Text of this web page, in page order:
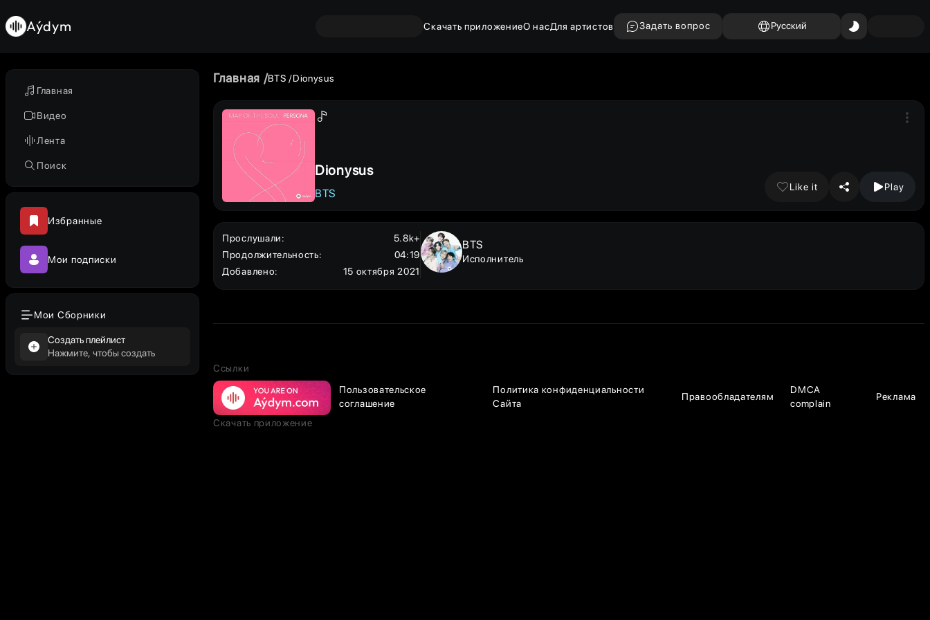
Главная
Видео
Лента
Поиск
Избранные
Мои подписки
Мои Сборники
Создать плейлист
Нажмите, чтобы создать
Aýdym Скачать приложениеО насДля артистов Задать вопрос Русский
Главная BTS Dionysus
Dionysus
BTS
Like it Play
Прослушали:
5.8k+
Продолжительность:
04:19
Добавлено: 15 октября 2021
BTS
Исполнитель
Ссылки
Пользовательское
соглашение
Политика конфиденциальности
Сайта
Правообладателям
DMCA
complain
Реклама
Скачать приложение